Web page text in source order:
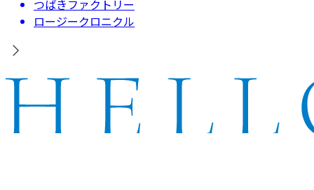
つばきファクトリー
ロージークロニクル